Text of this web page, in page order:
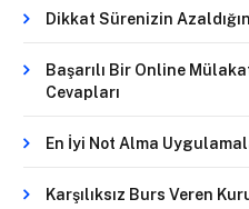
Dikkat Sürenizin
Başarılı Bir Online
Cevapları
En İyi Not Alma
Karşılıksız Burs Veren